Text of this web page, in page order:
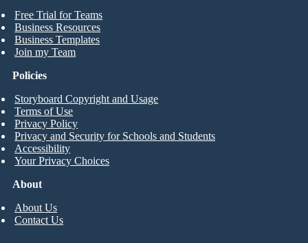
Free Trial for Teams
Business Resources
Business Templates
Join my Team
About
About Us
Contact Us
Policies
Storyboard Copyright and Usage
Terms of Use
Privacy Policy
Privacy and Security for Schools and Students
Accessibility
Your Privacy Choices